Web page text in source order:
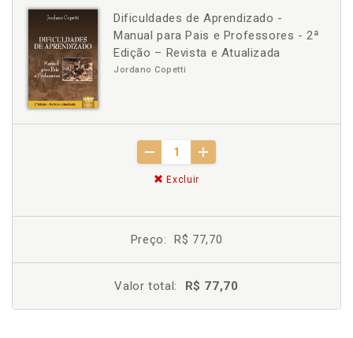
Dificuldades de Aprendizado -
Manual para Pais e Professores - 2ª
Edição – Revista e Atualizada
Jordano Copetti
Excluir
Preço: R$ 77,70
Valor total: R$ 77,70